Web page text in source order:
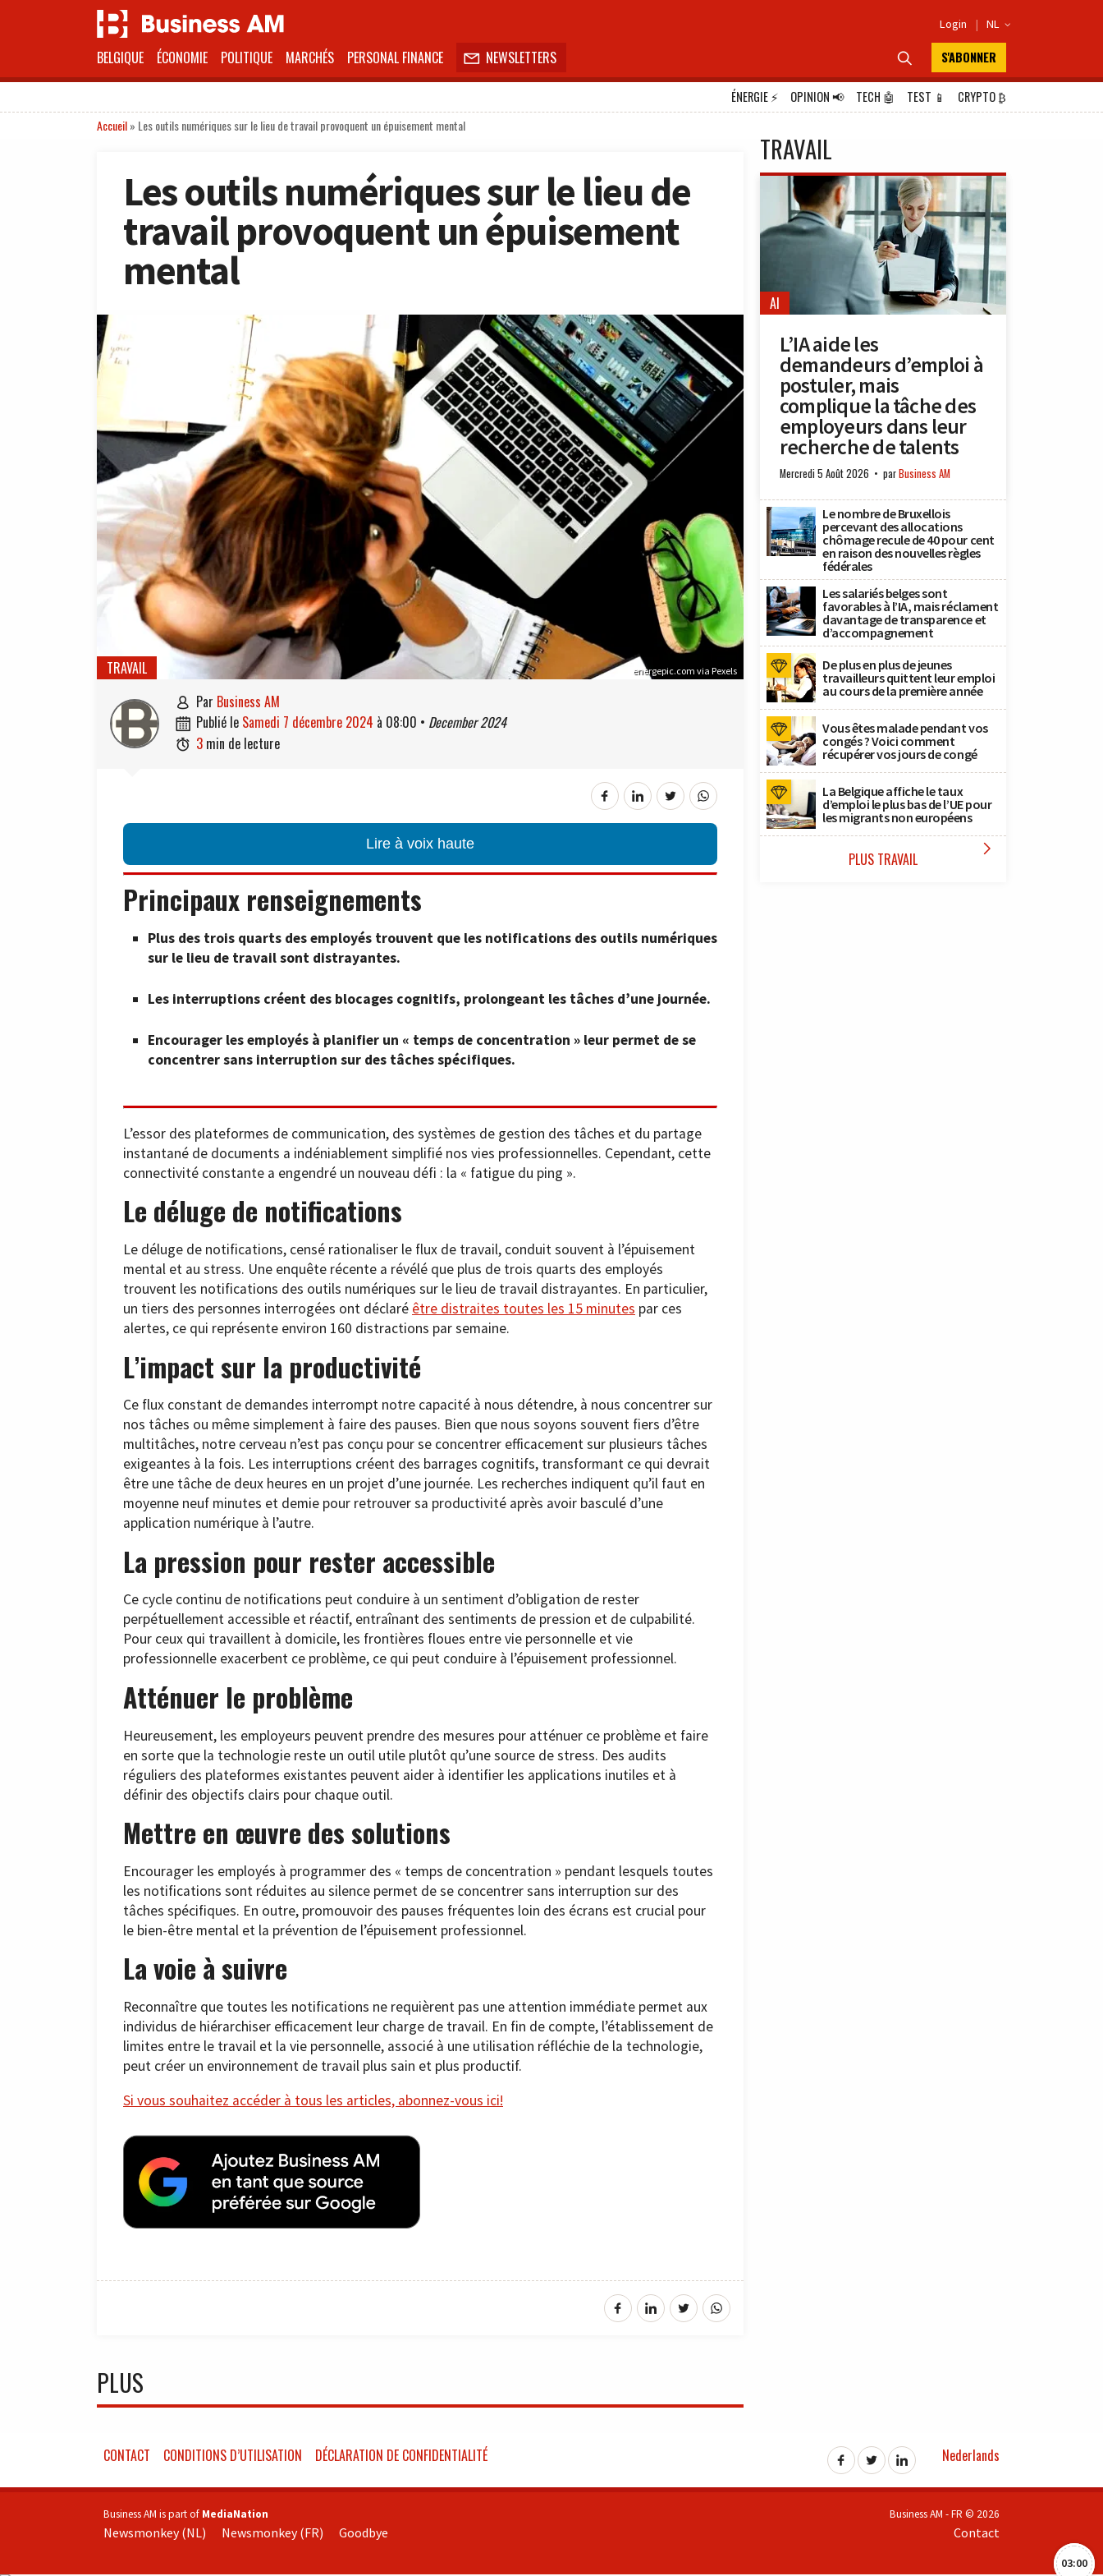
Login | NL 
BELGIQUE ÉCONOMIE POLITIQUE MARCHÉS PERSONAL FINANCE  NEWSLETTERS  S'ABONNER
ÉNERGIE⚡ OPINION📢 TECH 🤖 TEST 📱 CRYPTO₿
Accueil» Les outils numériques sur le lieu de travail provoquent un épuisement mental
Les outils numériques sur le lieu de
travail provoquent un épuisement
mental
energepic.com via Pexels
TRAVAIL
 par Business AM
 publié le samedi 7 décembre 2024 à 08:00 • December 2024
 3 min de lecture
Lire à voix haute
Principaux renseignements
Plus des trois quarts des employés trouvent que les notifications des outils numériques
sur le lieu de travail sont distrayantes.
Les interruptions créent des blocages cognitifs, prolongeant les tâches d’une journée.
Encourager les employés à planifier un « temps de concentration » leur permet de se
concentrer sans interruption sur des tâches spécifiques.
L’essor des plateformes de communication, des systèmes de gestion des tâches et du partage
instantané de documents a indéniablement simplifié nos vies professionnelles. Cependant, cette
connectivité constante a engendré un nouveau défi : la « fatigue du ping ».
Le déluge de notifications
Le déluge de notifications, censé rationaliser le flux de travail, conduit souvent à l’épuisement
mental et au stress. Une enquête récente a révélé que plus de trois quarts des employés
trouvent les notifications des outils numériques sur le lieu de travail distrayantes. En particulier,
un tiers des personnes interrogées ont déclaré être distraites toutes les 15 minutes par ces
alertes, ce qui représente environ 160 distractions par semaine.
L’impact sur la productivité
Ce flux constant de demandes interrompt notre capacité à nous détendre, à nous concentrer sur
nos tâches ou même simplement à faire des pauses. Bien que nous soyons souvent fiers d’être
multitâches, notre cerveau n’est pas conçu pour se concentrer efficacement sur plusieurs tâches
exigeantes à la fois. Les interruptions créent des barrages cognitifs, transformant ce qui devrait
être une tâche de deux heures en un projet d’une journée. Les recherches indiquent qu’il faut en
moyenne neuf minutes et demie pour retrouver sa productivité après avoir basculé d’une
application numérique à l’autre.
La pression pour rester accessible
Ce cycle continu de notifications peut conduire à un sentiment d’obligation de rester
perpétuellement accessible et réactif, entraînant des sentiments de pression et de culpabilité.
Pour ceux qui travaillent à domicile, les frontières floues entre vie personnelle et vie
professionnelle exacerbent ce problème, ce qui peut conduire à l’épuisement professionnel.
Atténuer le problème
Heureusement, les employeurs peuvent prendre des mesures pour atténuer ce problème et faire
en sorte que la technologie reste un outil utile plutôt qu’une source de stress. Des audits
réguliers des plateformes existantes peuvent aider à identifier les applications inutiles et à
définir des objectifs clairs pour chaque outil.
Mettre en œuvre des solutions
Encourager les employés à programmer des « temps de concentration » pendant lesquels toutes
les notifications sont réduites au silence permet de se concentrer sans interruption sur des
tâches spécifiques. En outre, promouvoir des pauses fréquentes loin des écrans est crucial pour
le bien-être mental et la prévention de l’épuisement professionnel.
La voie à suivre
Reconnaître que toutes les notifications ne requièrent pas une attention immédiate permet aux
individus de hiérarchiser efficacement leur charge de travail. En fin de compte, l’établissement de
limites entre le travail et la vie personnelle, associé à une utilisation réfléchie de la technologie,
peut créer un environnement de travail plus sain et plus productif.
Si vous souhaitez accéder à tous les articles, abonnez-vous ici!
PLUS
TRAVAIL
AI
L’IA aide les
demandeurs d’emploi à
postuler, mais
complique la tâche des
employeurs dans leur
recherche de talents
Mercredi 5 Août 2026 parBusiness AM
Le nombre de Bruxellois
percevant des allocations
chômage recule de 40 pour cent
en raison des nouvelles règles
fédérales
Les salariés belges sont
favorables à l’IA, mais réclament
davantage de transparence et
d’accompagnement
De plus en plus de jeunes
travailleurs quittent leur emploi
au cours de la première année
Vous êtes malade pendant vos
congés ? Voici comment
récupérer vos jours de congé
La Belgique affiche le taux
d’emploi le plus bas de l’UE pour
les migrants non européens
PLUS TRAVAIL 
03:00
CONTACT CONDITIONS D’UTILISATION DÉCLARATION DE CONFIDENTIALITÉ Nederlands
Business AM is part of MediaNation
Newsmonkey (NL) Newsmonkey (FR) Goodbye
Business AM - FR © 2026
Contact